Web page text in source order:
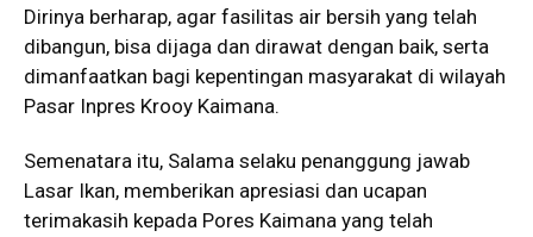
Dirinya berharap, agar fasilitas air bersih yang telah
dibangun, bisa dijaga dan dirawat dengan baik, serta
dimanfaatkan bagi kepentingan masyarakat di wilayah
Pasar Inpres Krooy Kaimana.
Semenatara itu, Salama selaku penanggung jawab
Lasar Ikan, memberikan apresiasi dan ucapan
terimakasih kepada Pores Kaimana yang telah